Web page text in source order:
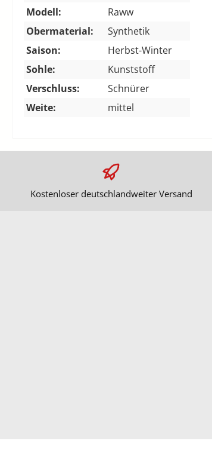
Modell:
Raww
Obermaterial:
Synthetik
Saison:
Herbst-Winter
Sohle:
Kunststoff
Verschluss:
Schnürer
Weite:
mittel
Kostenloser deutschlandweiter Versand